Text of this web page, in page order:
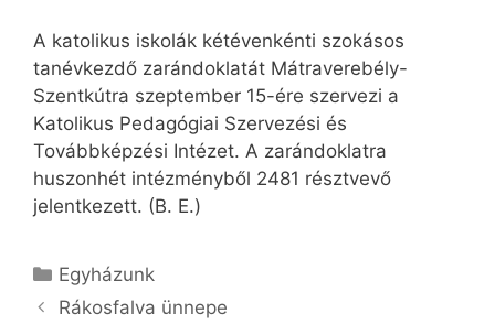
A katolikus iskolák kétévenkénti szokásos
tanévkezdő zarándoklatát Mátraverebély-
Szentkútra szeptember 15-ére szervezi a
Katolikus Pedagógiai Szervezési és
Továbbképzési Intézet. A zarándoklatra
huszonhét intézményből 2481 résztvevő
jelentkezett. (B. E.)
Kategória
Egyházunk
Rákosfalva ünnepe